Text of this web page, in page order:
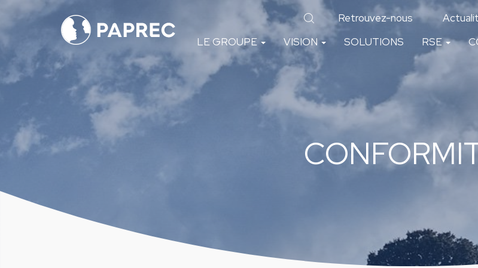
Retrouvez-nous
MenúLE GROUPE VISION SOLUTIONS RSE